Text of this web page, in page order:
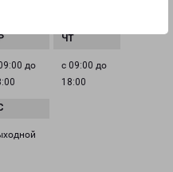
до
с 09:00 до
18:00